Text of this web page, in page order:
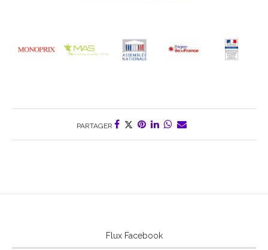
PARTAGER
Flux Facebook